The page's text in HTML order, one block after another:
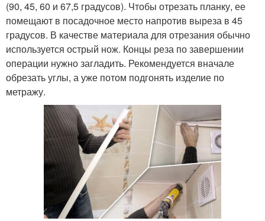
(90, 45, 60 и 67,5 градусов). Чтобы отрезать планку, ее
помещают в посадочное место напротив выреза в 45
градусов. В качестве материала для отрезания обычно
используется острый нож. Концы реза по завершении
операции нужно загладить. Рекомендуется вначале
обрезать углы, а уже потом подгонять изделие по
метражу.